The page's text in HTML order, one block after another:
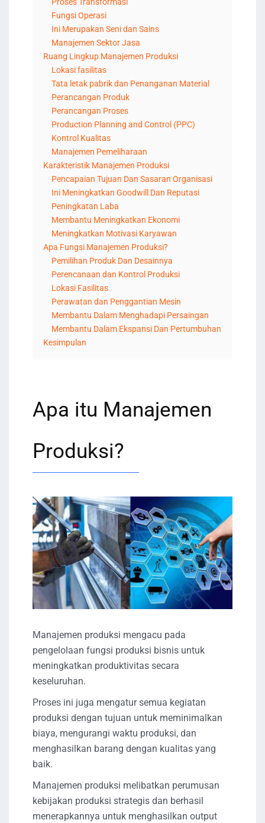
Proses Transformasi
Fungsi Operasi
Ini Merupakan Seni dan Sains
Manajemen Sektor Jasa
Ruang Lingkup Manajemen Produksi
Lokasi fasilitas
Tata letak pabrik dan Penanganan Material
Perancangan Produk
Perancangan Proses
Production Planning and Control (PPC)
Kontrol Kualitas
Manajemen Pemeliharaan
Karakteristik Manajemen Produksi
Pencapaian Tujuan Dan Sasaran Organisasi
Ini Meningkatkan Goodwill Dan Reputasi
Peningkatan Laba
Membantu Meningkatkan Ekonomi
Meningkatkan Motivasi Karyawan
Apa Fungsi Manajemen Produksi?
Pemilihan Produk Dan Desainnya
Perencanaan dan Kontrol Produksi
Lokasi Fasilitas
Perawatan dan Penggantian Mesin
Membantu Dalam Menghadapi Persaingan
Membantu Dalam Ekspansi Dan Pertumbuhan
Kesimpulan
Apa itu Manajemen
Produksi?
Manajemen produksi mengacu pada
pengelolaan fungsi produksi bisnis untuk
meningkatkan produktivitas secara
keseluruhan.
Proses ini juga mengatur semua kegiatan
produksi dengan tujuan untuk meminimalkan
biaya, mengurangi waktu produksi, dan
menghasilkan barang dengan kualitas yang
baik.
Manajemen produksi melibatkan perumusan
kebijakan produksi strategis dan berhasil
menerapkannya untuk menghasilkan output